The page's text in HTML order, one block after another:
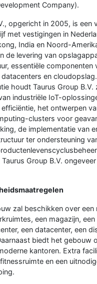
Company).
opgericht in 2005, is een
met vestigingen in
India en Noord-
de levering van
essentiële componenten
en
houdt Taurus Group
industriële IoT-
het ontwerpen
clusters voor
de implementatie van
ter ondersteuning
Group B.V.
zal beschikken over een
een magazijn,
een datacenter, een
biedt het gebouw
kantoren. Extra
en een